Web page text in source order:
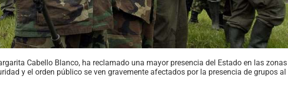
Cabello Blanco, ha reclamado una mayor presencia del Estado en las zonas
y el orden público se ven gravemente afectados por la presencia de grupos al